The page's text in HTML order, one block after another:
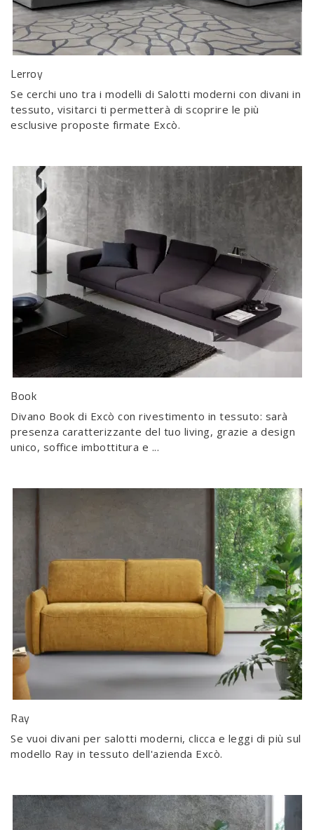
Lerroy
Se cerchi uno tra i modelli di Salotti moderni con divani in
tessuto, visitarci ti permetterà di scoprire le più
esclusive proposte firmate Excò.
Book
Divano Book di Excò con rivestimento in tessuto: sarà
presenza caratterizzante del tuo living, grazie a design
unico, soffice imbottitura e ...
Ray
Se vuoi divani per salotti moderni, clicca e leggi di più sul
modello Ray in tessuto dell'azienda Excò.